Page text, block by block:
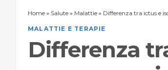
Home » Salute » Malattie » Differenza tra ictus e
MALATTIE E TERAPIE
Differenza